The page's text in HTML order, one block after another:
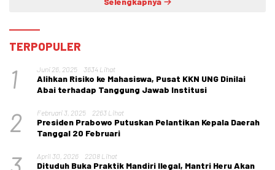
TERPOPULER
1 Juni 26, 2025 3634 Lihat
Alihkan Risiko ke Mahasiswa, Pusat KKN UNG Dinilai
Abai terhadap Tanggung Jawab Institusi
2 Februari 3, 2025 2263 Lihat
Presiden Prabowo Putuskan Pelantikan Kepala Daerah
Tanggal 20 Februari
April 30, 2026 2208 Lihat
Dituduh Buka Praktik Mandiri Ilegal, Mantri Heru Akan